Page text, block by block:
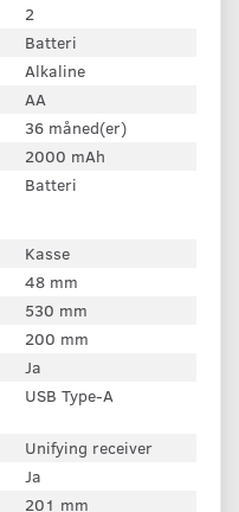
2
Batteri
Alkaline
AA
36 måned(er)
2000 mAh
Batteri
Kasse
48 mm
530 mm
200 mm
Ja
USB Type-A
Unifying receiver
Ja
201 mm